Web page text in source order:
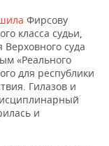
Фирсову
класса судьи,
суда
«Реального
для республики
Гилазов и
и